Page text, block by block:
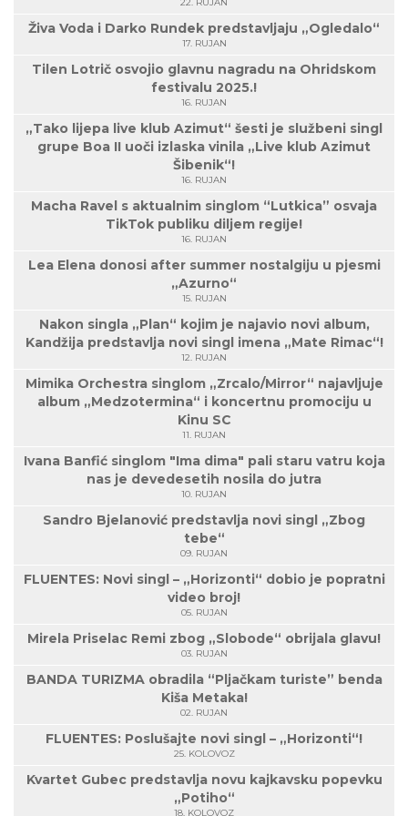
Živa Voda i Darko Rundek predstavljaju „Ogledalo“
17. RUJAN
Tilen Lotrič osvojio glavnu nagradu na Ohridskom
festivalu 2025.!
16. RUJAN
„Tako lijepa live klub Azimut“ šesti je službeni singl
grupe Boa II uoči izlaska vinila „Live klub Azimut
Šibenik“!
16. RUJAN
Macha Ravel s aktualnim singlom “Lutkica” osvaja
TikTok publiku diljem regije!
16. RUJAN
Lea Elena donosi after summer nostalgiju u pjesmi
„Azurno“
15. RUJAN
Nakon singla „Plan“ kojim je najavio novi album,
Kandžija predstavlja novi singl imena „Mate Rimac“!
12. RUJAN
Mimika Orchestra singlom „Zrcalo/Mirror“ najavljuje
album „Medzotermina“ i koncertnu promociju u
Kinu SC
11. RUJAN
Ivana Banfić singlom "Ima dima" pali staru vatru koja
nas je devedesetih nosila do jutra
10. RUJAN
Sandro Bjelanović predstavlja novi singl „Zbog
tebe“
09. RUJAN
FLUENTES: Novi singl – „Horizonti“ dobio je popratni
video broj!
05. RUJAN
Mirela Priselac Remi zbog „Slobode“ obrijala glavu!
03. RUJAN
BANDA TURIZMA obradila “Pljačkam turiste” benda
Kiša Metaka!
02. RUJAN
FLUENTES: Poslušajte novi singl – „Horizonti“!
25. KOLOVOZ
Kvartet Gubec predstavlja novu kajkavsku popevku
„Potiho“
18. KOLOVOZ